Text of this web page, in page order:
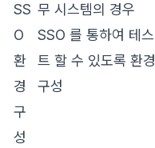
SS
O
환
경
구
성
무 시스템의 경우
SSO 를 통하여 테스
트 할 수 있도록 환경
구성